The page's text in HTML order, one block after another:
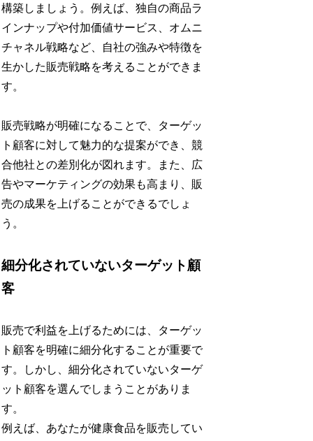
構築しましょう。例えば、独自の商品ラ
インナップや付加価値サービス、オムニ
チャネル戦略など、自社の強みや特徴を
生かした販売戦略を考えることができま
す。
販売戦略が明確になることで、ターゲッ
ト顧客に対して魅力的な提案ができ、競
合他社との差別化が図れます。また、広
告やマーケティングの効果も高まり、販
売の成果を上げることができるでしょ
う。
細分化されていないターゲット顧
客
販売で利益を上げるためには、ターゲッ
ト顧客を明確に細分化することが重要で
す。しかし、細分化されていないターゲ
ット顧客を選んでしまうことがありま
す。
例えば、あなたが健康食品を販売してい